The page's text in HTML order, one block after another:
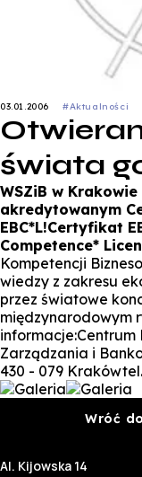
03.01.2006 #Aktualności
świata
WSZiB w
akredytowanym
EBC*L!Certyfikat
Competence*
Kompetencji
wiedzy z zakresu
przez światowe
międzynarodowym
informacje:Centrum
Zarządzania i
430 - 079
Wróć
Al. Kijowska 14